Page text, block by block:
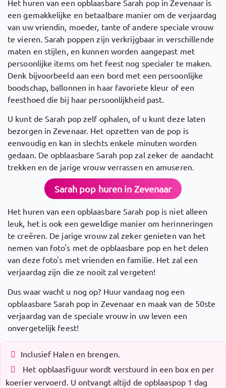
Het huren van een opblaasbare Sarah pop in Zevenaar is
een gemakkelijke en betaalbare manier om de verjaardag
van uw vriendin, moeder, tante of andere speciale vrouw
te vieren. Sarah poppen zijn verkrijgbaar in verschillende
maten en stijlen, en kunnen worden aangepast met
persoonlijke items om het feest nog specialer te maken.
Denk bijvoorbeeld aan een bord met een persoonlijke
boodschap, ballonnen in haar favoriete kleur of een
feesthoed die bij haar persoonlijkheid past.
U kunt de Sarah pop zelf ophalen, of u kunt deze laten
bezorgen in Zevenaar. Het opzetten van de pop is
eenvoudig en kan in slechts enkele minuten worden
gedaan. De opblaasbare Sarah pop zal zeker de aandacht
trekken en de jarige vrouw verrassen en amuseren.
Sarah pop huren in Zevenaar
Het huren van een opblaasbare Sarah pop is niet alleen
leuk, het is ook een geweldige manier om herinneringen
te creëren. De jarige vrouw zal zeker genieten van het
nemen van foto's met de opblaasbare pop en het delen
van deze foto's met vrienden en familie. Het zal een
verjaardag zijn die ze nooit zal vergeten!
Dus waar wacht u nog op? Huur vandaag nog een
opblaasbare Sarah pop in Zevenaar en maak van de 50ste
verjaardag van de speciale vrouw in uw leven een
onvergetelijk feest!
Inclusief Halen en brengen.
Het opblaasfiguur wordt verstuurd in een box en per
koerier vervoerd. U ontvangt altijd de opblaaspop 1 dag